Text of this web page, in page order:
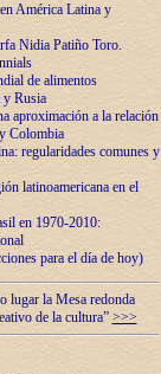
América Latina y
Nidia Patiño Toro.
de alimentos
y Rusia
aproximación a la relación
Colombia
regularidades comunes y
latinoamericana en el
en 1970-2010:
para el día de hoy)
lugar la Mesa redonda
de la cultura” >>>